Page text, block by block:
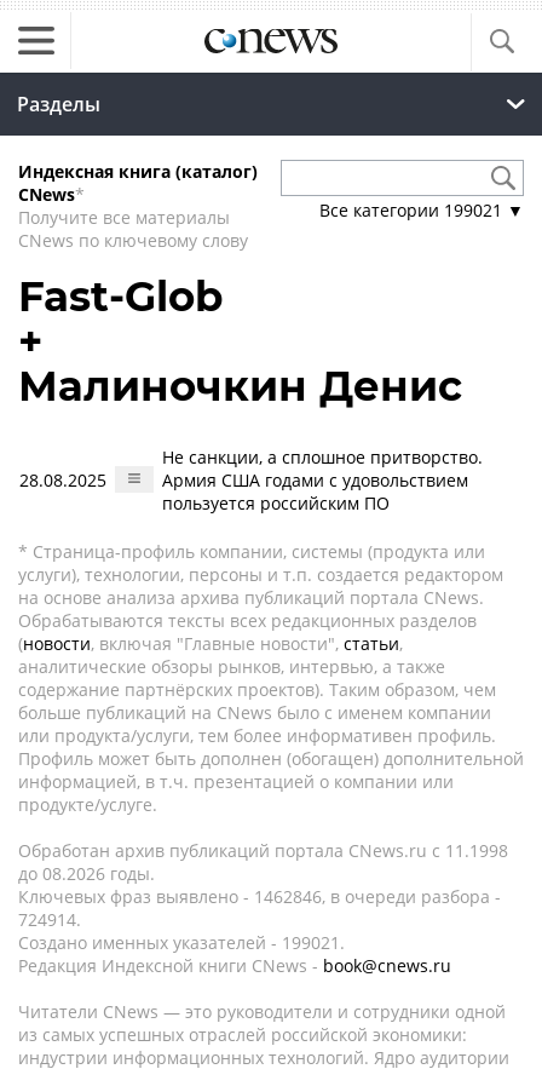
Разделы
Индексная книга (каталог)
CNews*
Получите все материалы
CNews по ключевому слову
Все категории 199021 ▼
Fast-Glob
+
Малиночкин Денис
28.08.2025
Не санкции, а сплошное притворство.
Армия США годами с удовольствием
пользуется российским ПО
* Страница-профиль компании, системы (продукта или
услуги), технологии, персоны и т.п. создается редактором
на основе анализа архива публикаций портала CNews.
Обрабатываются тексты всех редакционных разделов
(новости, включая "Главные новости", статьи,
аналитические обзоры рынков, интервью, а также
содержание партнёрских проектов). Таким образом, чем
больше публикаций на CNews было с именем компании
или продукта/услуги, тем более информативен профиль.
Профиль может быть дополнен (обогащен) дополнительной
информацией, в т.ч. презентацией о компании или
продукте/услуге.
Обработан архив публикаций портала CNews.ru c 11.1998
до 08.2026 годы.
Ключевых фраз выявлено - 1462846, в очереди разбора -
724914.
Создано именных указателей - 199021.
Редакция Индексной книги CNews - book@cnews.ru
Читатели CNews — это руководители и сотрудники одной
из самых успешных отраслей российской экономики:
индустрии информационных технологий. Ядро аудитории